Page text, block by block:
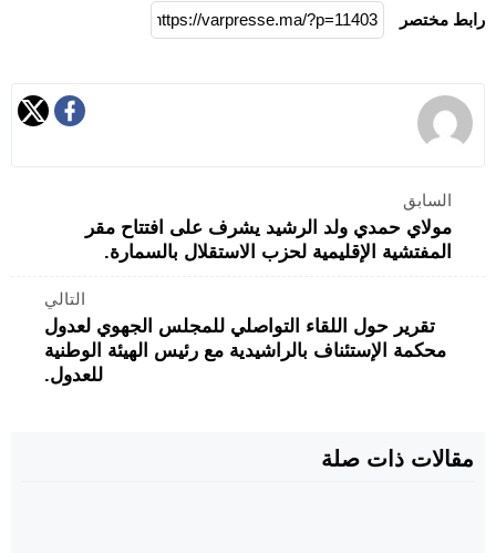
رابط مختصر
السابق
مولاي حمدي ولد الرشيد يشرف على افتتاح مقر
المفتشية الإقليمية لحزب الاستقلال بالسمارة.
التالي
تقرير حول اللقاء التواصلي للمجلس الجهوي لعدول
محكمة الإستئناف بالراشيدية مع رئيس الهيئة الوطنية
للعدول.
مقالات ذات صلة